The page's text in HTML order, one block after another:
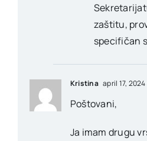
zaštitu,
specifičan
Kristina april 17,
Poštovani,
Ja imam drugu